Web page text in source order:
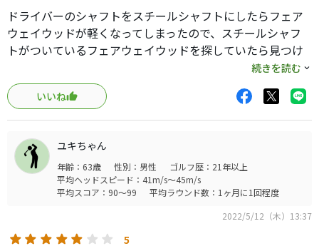
ドライバーのシャフトをスチールシャフトにしたらフェア
ウェイウッドが軽くなってしまったので、スチールシャフ
トがついているフェアウェイウッドを探していたら見つけ
ました。値段も安くお手頃だったので購入しました。重量
もちょうど良く振りやすくなりました。多少弾道か低いで
すが低くても曲がらないので前に飛んでくれます。当たった
ときの打感も好きです。
続きを読む
いいね
ユキちゃん
年齢：63歳 性別：男性
ゴルフ歴：21年以上
平均ヘッドスピード：41m/s～45m/s
平均スコア：90～99
平均ラウンド数：1ヶ月に1回程度
2022/5/12（木）13:37
5